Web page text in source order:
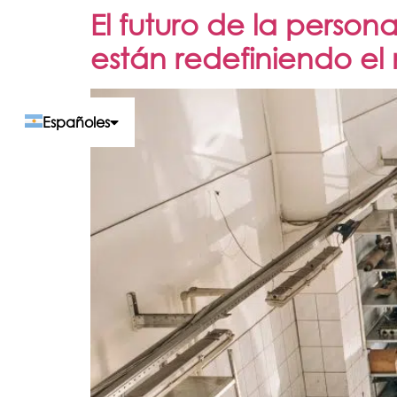
Españoles
El futuro de la
están redefiniendo el